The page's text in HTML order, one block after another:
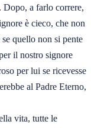
Dopo, a farlo correre,
è cieco, che non
quello non si pente
il nostro signore
per lui se ricevesse
al Padre Eterno,
vita, tutte le